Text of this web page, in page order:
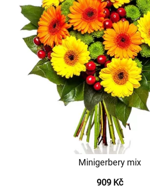
Minigerbery mix
909 Kč